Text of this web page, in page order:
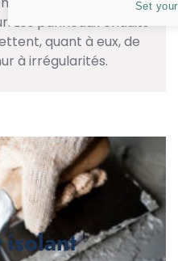
Les panneaux enduits
quant à eux, de
à irrégularités.
isolant
Set